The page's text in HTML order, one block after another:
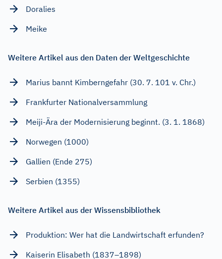
Doralies
Meike
Weitere Artikel aus den Daten der Weltgeschichte
Marius bannt Kimberngefahr (30. 7. 101 v. Chr.)
Frankfurter Nationalversammlung
Meiji-Ära der Modernisierung beginnt. (3. 1. 1868)
Norwegen (1000)
Gallien (Ende 275)
Serbien (1355)
Weitere Artikel aus der Wissensbibliothek
Produktion: Wer hat die Landwirtschaft erfunden?
Kaiserin Elisabeth (1837–1898)